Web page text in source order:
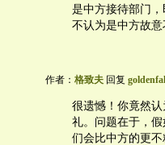
是中方接待部门
不认为是中方故意
作者： 格致夫 回复
很遗憾！你竟然
礼。问题在于，
们会比中方的更